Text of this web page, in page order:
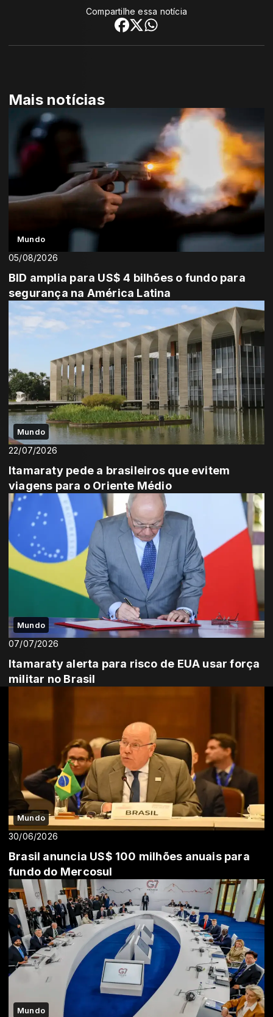
Compartilhe essa notícia
Mais notícias
Mundo
05/08/2026
BID amplia para US$ 4 bilhões o fundo para
segurança na América Latina
Mundo
22/07/2026
Itamaraty pede a brasileiros que evitem
viagens para o Oriente Médio
Mundo
07/07/2026
Itamaraty alerta para risco de EUA usar força
militar no Brasil
Mundo
30/06/2026
Brasil anuncia US$ 100 milhões anuais para
fundo do Mercosul
Mundo